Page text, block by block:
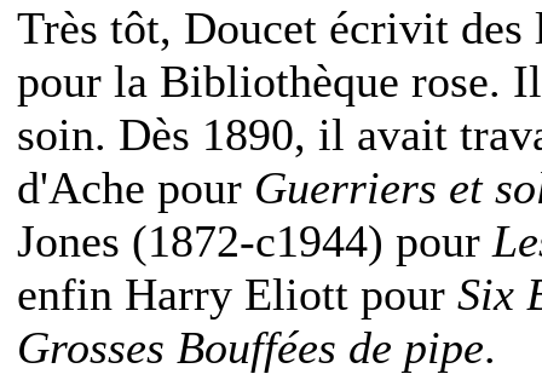
Très tôt, Doucet écrivit
pour la Bibliothèque rose.
soin. Dès 1890, il avait
d'Ache pour Guerriers et
Jones (1872-c1944) pour
enfin Harry Eliott pour Six
Grosses Bouffées de pipe.